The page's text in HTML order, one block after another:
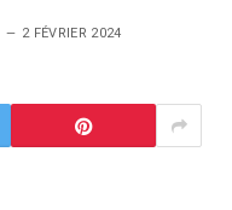
2 FÉVRIER 2024